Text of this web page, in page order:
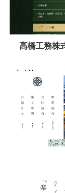
高橋工務株